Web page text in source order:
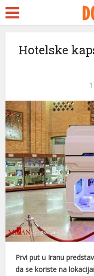
Hotelske
Prvi put u Iranu
da se koriste na